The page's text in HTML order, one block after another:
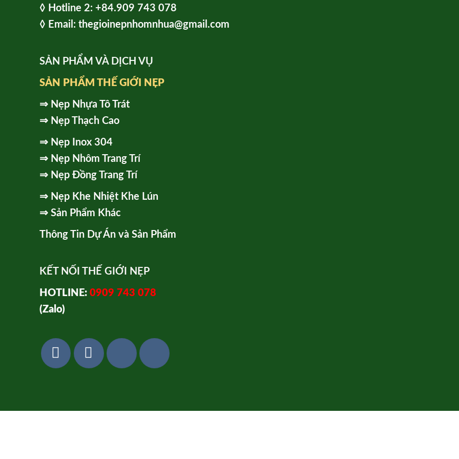
◊ Hot line 2: +84.909 743 078
◊ Email: thegioinepnhomnhua@gmail.com
SẢN PHẨM VÀ DỊCH VỤ
SẢN PHẨM THẾ GIỚI NẸP
⇒ Nẹp Nhựa Tô Trát
⇒ Nẹp Thạch Cao
⇒ Nẹp Inox 304
⇒ Nẹp Nhôm Trang Trí
⇒ Nẹp Đồng Trang Trí
⇒ Nẹp Khe Nhiệt Khe Lún
⇒ Sản Phẩm Khác
Thông Tin Dự Án và Sản Phẩm
KẾT NỐI THẾ GIỚI NẸP
HOTLINE: 0909 743 078
(Zalo)